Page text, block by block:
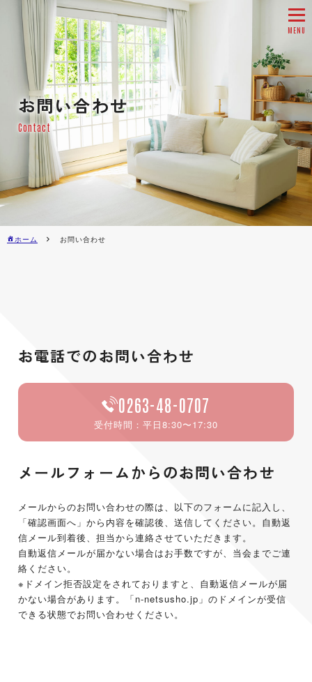
お問い合わせ
Contact
ホーム お問い合わせ
お電話でのお問い合わせ
0263-48-0707
受付時間：平日8:30〜17:30
メールフォームからのお問い合わせ
メールからのお問い合わせの際は、以下のフォームに記入し、
「確認画面へ」から内容を確認後、送信してください。自動返
信メール到着後、担当から連絡させていただきます。
自動返信メールが届かない場合はお手数ですが、当会までご連
絡ください。
※ドメイン拒否設定をされておりますと、自動返信メールが届
かない場合があります。「n-netsusho.jp」のドメインが受信
できる状態でお問い合わせください。